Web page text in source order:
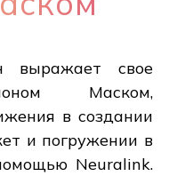
выражает свое
Маском,
в создании
и погружении в
Neuralink.